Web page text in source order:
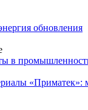
обновления
в
«Приматек»: